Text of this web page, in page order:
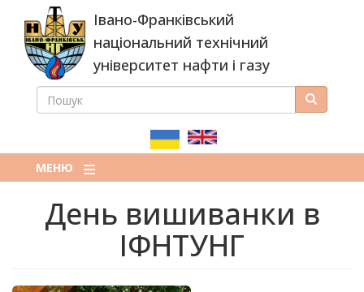
основного
вмісту
Івано-Франківський
національний технічний
університет нафти і газу
ПОШУКОВА
ПОШУК Пошук
МЕНЮ
День вишиванки в
ІФНТУНГ